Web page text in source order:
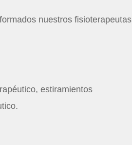
nuestros fisioterapeutas
estiramientos